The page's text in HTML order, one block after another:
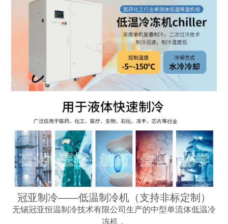
冠亚制冷——低温制冷机（支持非标定制）
无锡冠亚恒温制冷技术有限公司生产的中型单流体低温冷
冻机，